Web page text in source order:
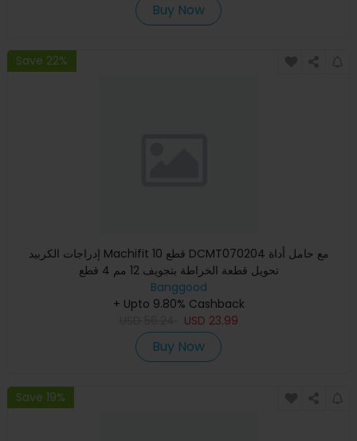
Buy Now
Save 22%
إدراجات الكربيد Machifit 10 قطع DCMT070204 مع حامل أداة
تحويل قطعة الخراطة بتجويف 12 مم 4 قطع
Banggood
+ Upto 9.80% Cashback
USD 23.99
Buy Now
Save 19%